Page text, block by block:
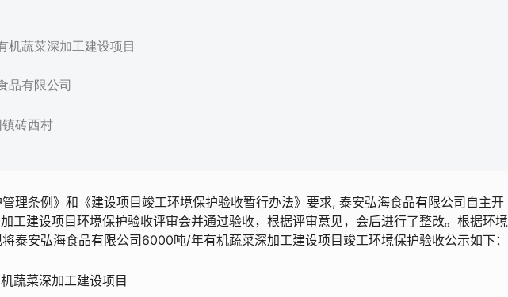
机蔬菜深加工建设项目
品有限公司
砖西村
理条例》和《建设项目竣工环境保护验收暂行办法》要求, 泰安弘海食品有限公司自主开
工建设项目环境保护验收评审会并通过验收，根据评审意见，会后进行了整改。根据环境
泰安弘海食品有限公司6000吨/年有机蔬菜深加工建设项目竣工环境保护验收公示如下：
蔬菜深加工建设项目